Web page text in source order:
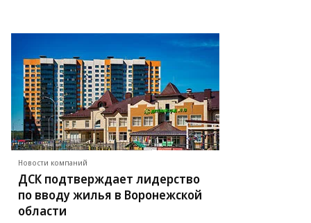
Новости компаний
ДСК подтверждает лидерство
по вводу жилья в Воронежской
области